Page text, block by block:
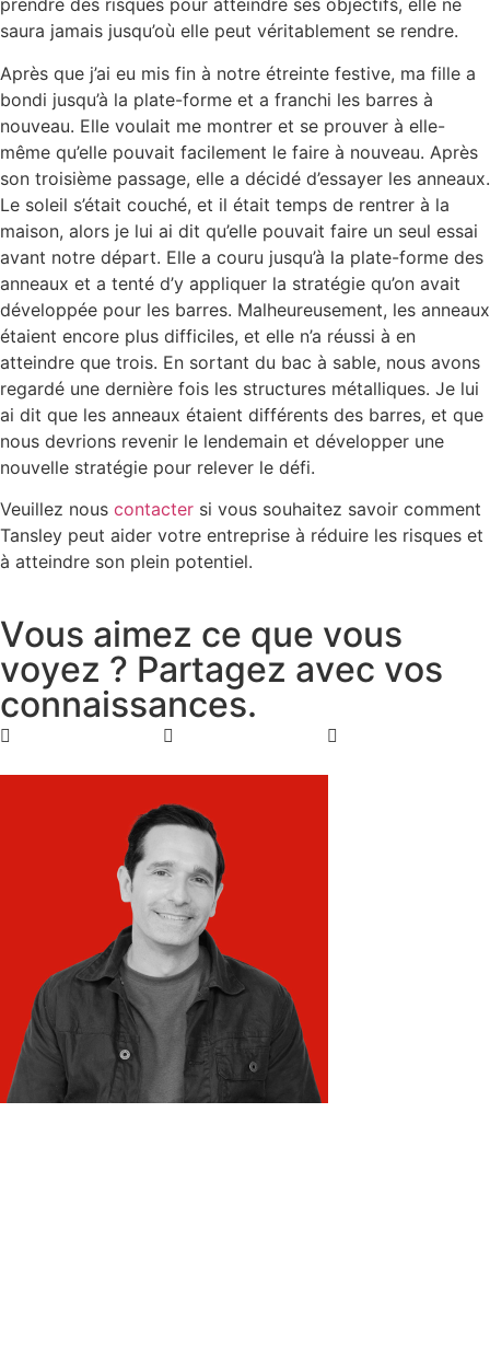
prendre des risques pour atteindre ses objectifs, elle ne
saura jamais jusqu’où elle peut véritablement se rendre.
Après que j’ai eu mis fin à notre étreinte festive, ma fille a
bondi jusqu’à la plate-forme et a franchi les barres à
nouveau. Elle voulait me montrer et se prouver à elle-
même qu’elle pouvait facilement le faire à nouveau. Après
son troisième passage, elle a décidé d’essayer les anneaux.
Le soleil s’était couché, et il était temps de rentrer à la
maison, alors je lui ai dit qu’elle pouvait faire un seul essai
avant notre départ. Elle a couru jusqu’à la plate-forme des
anneaux et a tenté d’y appliquer la stratégie qu’on avait
développée pour les barres. Malheureusement, les anneaux
étaient encore plus difficiles, et elle n’a réussi à en
atteindre que trois. En sortant du bac à sable, nous avons
regardé une dernière fois les structures métalliques. Je lui
ai dit que les anneaux étaient différents des barres, et que
nous devrions revenir le lendemain et développer une
nouvelle stratégie pour relever le défi.
Veuillez nous contacter si vous souhaitez savoir comment
Tansley peut aider votre entreprise à réduire les risques et
à atteindre son plein potentiel.
Vous aimez ce que vous
voyez ? Partagez avec vos
connaissances.